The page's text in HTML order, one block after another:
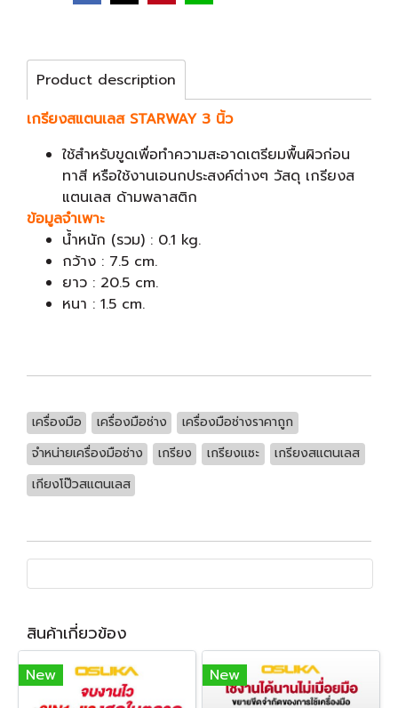
Product description
เกรียงสแตนเลส STARWAY 3 นิ้ว
ใช้สำหรับขูดเพื่อทำความสะอาดเตรียมพื้นผิวก่อน
ทาสี หรือใช้งานเอนกประสงค์ต่างๆ วัสดุ เกรียงส
แตนเลส ด้ามพลาสติก
ข้อมูลจำเพาะ
น้ำหนัก (รวม) : 0.1 kg.
กว้าง : 7.5 cm.
ยาว : 20.5 cm.
หนา : 1.5 cm.
เครื่องมือ เครื่องมือช่าง
เครื่องมือช่างราคาถูก
จำหน่ายเครื่องมือช่าง
เกรียง เกรียงแซะ
เกรียงสแตนเลส
เกียงโป๊วสแตนเลส
สินค้าเกี่ยวข้อง
New New